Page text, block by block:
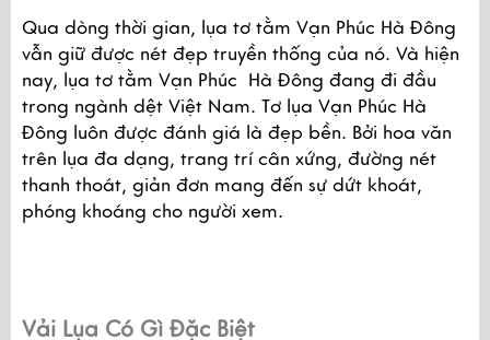
Qua dòng thời gian, lụa tơ tằm Vạn Phúc Hà Đông
vẫn giữ được nét đẹp truyền thống của nó. Và hiện
nay, lụa tơ tằm Vạn Phúc  Hà Đông đang đi đầu
trong ngành dệt Việt Nam. Tơ lụa Vạn Phúc Hà
Đông luôn được đánh giá là đẹp bền. Bởi hoa văn
trên lụa đa dạng, trang trí cân xứng, đường nét
thanh thoát, giản đơn mang đến sự dứt khoát,
phóng khoáng cho người xem.
Vải Lụa Có Gì Đặc Biệt